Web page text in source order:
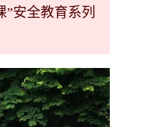
安全教育系列